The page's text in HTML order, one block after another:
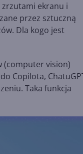
zrzutami ekranu i
przez sztuczną
Dla kogo jest
(computer vision)
Copilota,
Taka funkcja